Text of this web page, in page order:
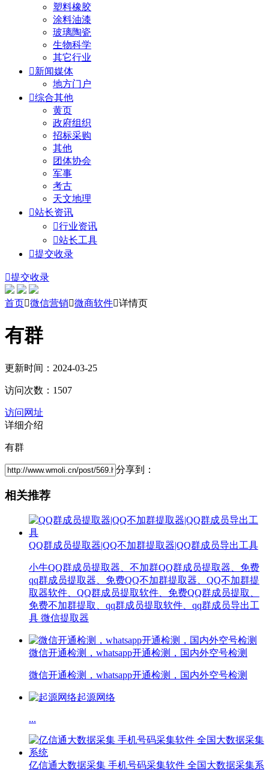
塑料橡胶
涂料油漆
玻璃陶瓷
生物科学
其它行业
新闻媒体
地方门户
综合其他
黄页
政府组织
招标采购
其他
团体协会
军事
考古
天文地理
站长资讯
行业资讯
站长工具
提交收录
提交收录
首页微信营销微商软件详情页
有群
更新时间：2024-03-25
访问次数：1507
访问网址
详细介绍
有群
分享到：
相关推荐
QQ群成员提取器|QQ不加群提取器|QQ群成员导出工具
小牛QQ群成员提取器、不加群QQ群成员提取器、免费
qq群成员提取器、免费QQ不加群提取器、QQ不加群提
取器软件、QQ群成员提取软件、免费QQ群成员提取、
免费不加群提取、qq群成员提取软件、qq群成员导出工
具 微信提取器
微信开通检测，whatsapp开通检测，国内外空号检测
微信开通检测，whatsapp开通检测，国内外空号检测
起源网络
...
亿信通大数据采集 手机号码采集软件 全国大数据采集系